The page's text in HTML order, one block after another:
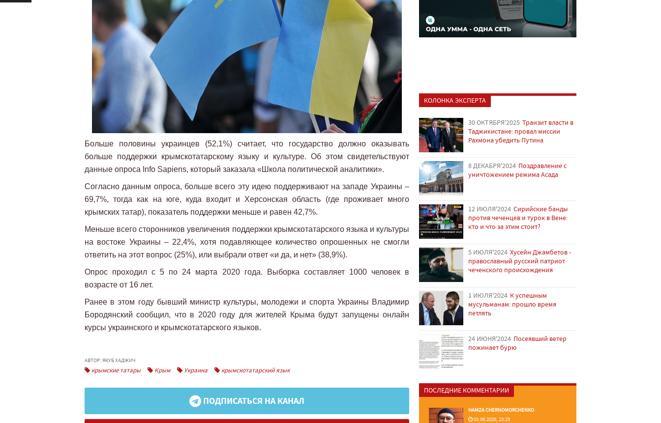
Больше половины украинцев (52,1%) считает, что государство должно оказывать
больше поддержки крымскотатарскому языку и культуре. Об этом свидетельствуют
данные опроса Info Sapiens, который заказала «Школа политической аналитики».
Согласно данным опроса, больше всего эту идею поддерживают на западе Украины –
69,7%, тогда как на юге, куда входит и Херсонская область (где проживает много
крымских татар), показатель поддержки меньше и равен 42,7%.
Меньше всего сторонников увеличения поддержки крымскотатарского языка и культуры
на востоке Украины – 22,4%, хотя подавляющее количество опрошенных не смогли
ответить на этот вопрос (25%), или выбрали ответ «и да, и нет» (38,9%).
Опрос проходил с 5 по 24 марта 2020 года. Выборка составляет 1000 человек в
возрасте от 16 лет.
Ранее в этом году бывший министр культуры, молодежи и спорта Украины Владимир
Бородянский сообщил, что в 2020 году для жителей Крыма будут запущены онлайн
курсы украинского и крымскотатарского языков.
АВТОР: ЯКУБ ХАДЖИЧ
крымские татары Крым Украина крымскотатарский язык
ПОДПИСАТЬСЯ НА КАНАЛ
КОЛОНКА ЭКСПЕРТА
30 ОКТЯБРЯ'2025 Транзит власти в
Таджикистане: провал миссии
Рахмона убедить Путина
8 ДЕКАБРЯ'2024 Поздравление с
уничтожением режима Асада
12 ИЮЛЯ'2024 Сирийские банды
против чеченцев и турок в Вене:
кто и что за этим стоит?
5 ИЮЛЯ'2024 Хусейн Джамбетов -
православный русский патриот
чеченского происхождения
1 ИЮЛЯ'2024 К успешным
мусульманам: прошло время
петлять
24 ИЮНЯ'2024 Посеявший ветер
пожинает бурю
ПОСЛЕДНИЕ КОММЕНТАРИИ
HAMZA CHERNOMORCHENKO
03.06.2026, 23:29